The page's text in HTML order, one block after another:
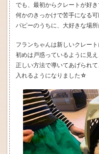
でも、最初からクレートが好き
何かのきっかけで苦手になる可
パピーのうちに、大好きな場
フランちゃんは新しいクレート
初めは戸惑っているように見え
正しい方法で導いてあげられて
入れるようになりました☆